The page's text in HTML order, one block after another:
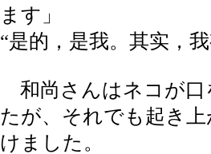
ます」
“是的，是我。其实，
和尚さんはネコが口
たが、それでも起き
けました。